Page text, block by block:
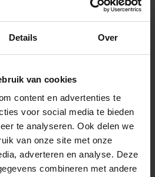
Details Over
van cookies
content en advertenties te
voor social media te bieden
te analyseren. Ook delen we
van onze site met onze
adverteren en analyse. Deze
combineren met andere
artiesten